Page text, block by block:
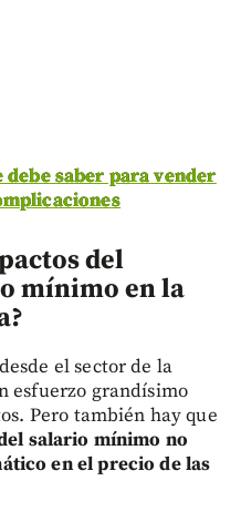
debe saber para vender
del
mínimo en la
el sector de la
esfuerzo grandísimo
Pero también hay que
salario mínimo no
en el precio de las